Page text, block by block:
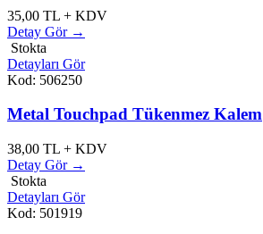
35,00 TL + KDV
Detay Gör →
Stokta
Detayları Gör
Kod: 506250
Metal Touchpad Tükenmez Kalem
38,00 TL + KDV
Detay Gör →
Stokta
Detayları Gör
Kod: 501919